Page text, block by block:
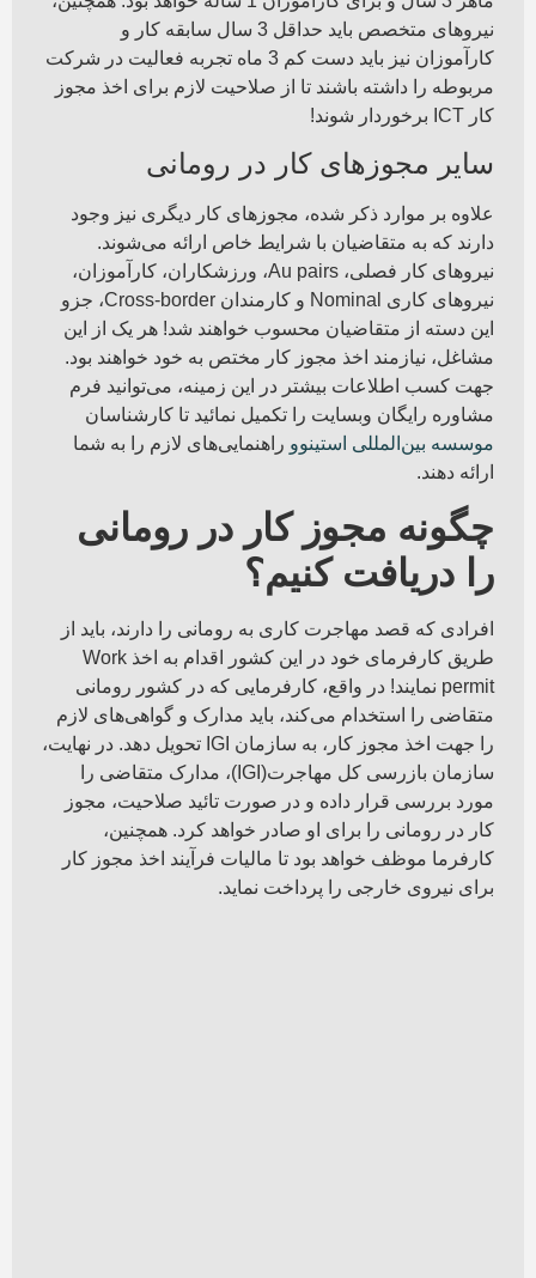
نیروهای متخصص باید حداقل 3 سال سابقه کار و
کارآموزان نیز باید دست کم 3 ماه تجربه فعالیت در شرکت
مربوطه را داشته باشند تا از صلاحیت لازم برای اخذ مجوز
کار ICT برخوردار شوند!
سایر مجوزهای کار در رومانی
علاوه بر موارد ذکر شده، مجوزهای کار دیگری نیز وجود
دارند که به متقاضیان با شرایط خاص ارائه می‌شوند.
نیروهای کار فصلی، Au pairs، ورزشکاران، کارآموزان،
نیروهای کاری Nominal و کارمندان Cross-border، جزو
این دسته از متقاضیان محسوب خواهند شد! هر یک از این
مشاغل، نیازمند اخذ مجوز کار مختص به خود خواهند بود.
جهت کسب اطلاعات بیشتر در این زمینه، می‌توانید فرم
مشاوره رایگان وبسایت را تکمیل نمائید تا کارشناسان
موسسه بین‌المللی استینوو راهنمایی‌های لازم را به شما
ارائه دهند.
چگونه مجوز کار در رومانی
را دریافت کنیم؟
افرادی که قصد مهاجرت کاری به رومانی را دارند، باید از
طریق کارفرمای خود در این کشور اقدام به اخذ Work
permit نمایند! در واقع، کارفرمایی که در کشور رومانی
متقاضی را استخدام می‌کند، باید مدارک و گواهی‌های لازم
را جهت اخذ مجوز کار، به سازمان IGI تحویل دهد. در نهایت،
سازمان بازرسی کل مهاجرت(IGI)، مدارک متقاضی را
مورد بررسی قرار داده و در صورت تائید صلاحیت، مجوز
کار در رومانی را برای او صادر خواهد کرد. همچنین،
کارفرما موظف خواهد بود تا مالیات فرآیند اخذ مجوز کار
برای نیروی خارجی را پرداخت نماید.